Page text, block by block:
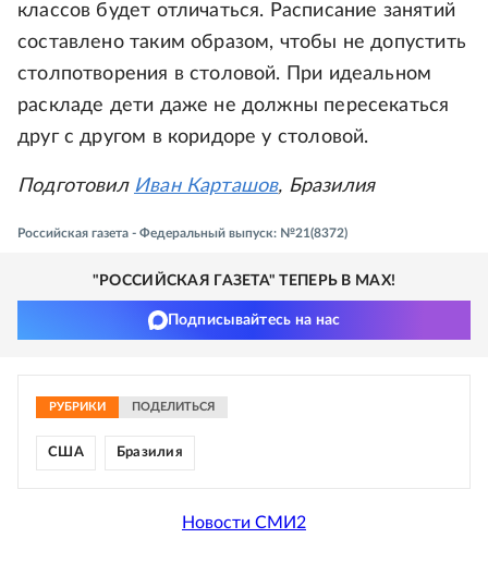
классов будет отличаться. Расписание занятий
составлено таким образом, чтобы не допустить
столпотворения в столовой. При идеальном
раскладе дети даже не должны пересекаться
друг с другом в коридоре у столовой.
Подготовил Иван Карташов, Бразилия
Российская газета - Федеральный выпуск: №21(8372)
"РОССИЙСКАЯ ГАЗЕТА" ТЕПЕРЬ В MAX!
Подписывайтесь на нас
РУБРИКИ ПОДЕЛИТЬСЯ
США Бразилия
Новости СМИ2